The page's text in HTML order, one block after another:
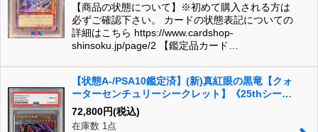
【商品の状態について】※初めて購入される方は
必ずご確認下さい。 カードの状態表記についての
詳細はこちら https://www.cardshop-
shinsoku.jp/page/2 【鑑定品カード…
【状態A-/PSA10鑑定済】(新)真紅眼の黒竜【クォ
ーターセンチュリーシークレット】《25thシーク
レット》{QCCP-JP108}
72,800円(税込)
在庫数 1点